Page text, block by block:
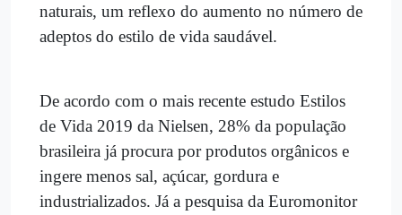
naturais, um reflexo do aumento no número de
adeptos do estilo de vida saudável.
De acordo com o mais recente estudo Estilos
de Vida 2019 da Nielsen, 28% da população
brasileira já procura por produtos orgânicos e
ingere menos sal, açúcar, gordura e
industrializados. Já a pesquisa da Euromonitor